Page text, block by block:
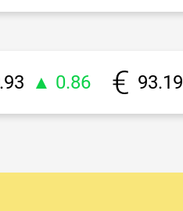
▲ 0.86 93.19